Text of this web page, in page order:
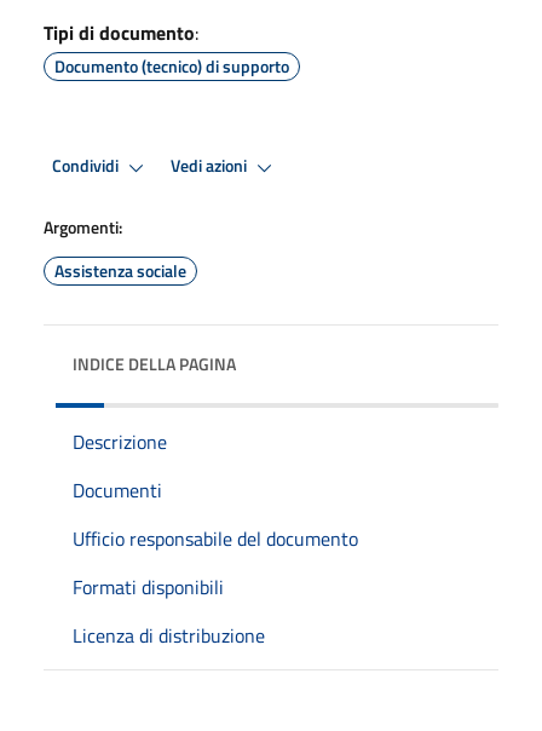
Tipi di documento:
Documento (tecnico) di supporto
Condividi Vedi azioni
Argomenti:
Assistenza sociale
INDICE DELLA PAGINA
Descrizione
Documenti
Ufficio responsabile del documento
Formati disponibili
Licenza di distribuzione